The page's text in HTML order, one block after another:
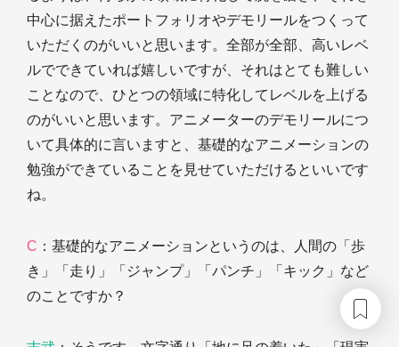
中心に据えたポートフォリオやデモリールをつくって
いただくのがいいと思います。全部が全部、高いレベ
ルでできていれば嬉しいですが、それはとても難しい
ことなので、ひとつの領域に特化してレベルを上げる
のがいいと思います。アニメーターのデモリールにつ
いて具体的に言いますと、基礎的なアニメーションの
勉強ができていることを見せていただけるといいです
ね。
C ：基礎的なアニメーションというのは、人間の「歩
き」「走り」「ジャンプ」「パンチ」「キック」など
のことですか？